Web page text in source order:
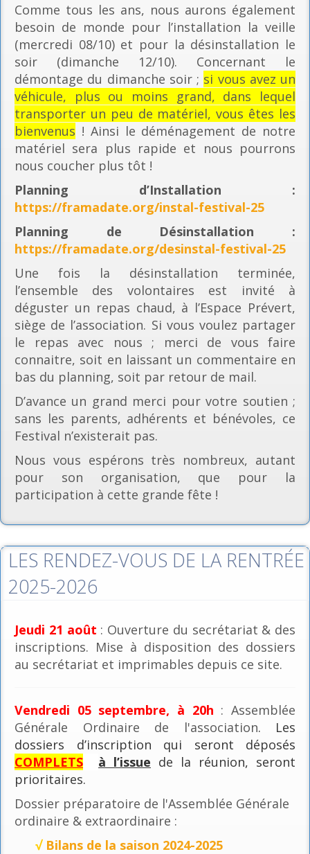
Comme tous les ans, nous aurons également
besoin de monde pour l’installation la veille
(mercredi 08/10) et pour la désinstallation le
soir (dimanche 12/10). Concernant le
démontage du dimanche soir ; si vous avez un
véhicule, plus ou moins grand, dans lequel
transporter un peu de matériel, vous êtes les
bienvenus ! Ainsi le déménagement de notre
matériel sera plus rapide et nous pourrons
nous coucher plus tôt !
Planning d’Installation :
https://framadate.org/instal-festival-25
Planning de Désinstallation :
https://framadate.org/desinstal-festival-25
Une fois la désinstallation terminée,
l’ensemble des volontaires est invité à
déguster un repas chaud, à l’Espace Prévert,
siège de l’association. Si vous voulez partager
le repas avec nous ; merci de vous faire
connaitre, soit en laissant un commentaire en
bas du planning, soit par retour de mail.
D’avance un grand merci pour votre soutien ;
sans les parents, adhérents et bénévoles, ce
Festival n’existerait pas.
Nous vous espérons très nombreux, autant
pour son organisation, que pour la
participation à cette grande fête !
LES RENDEZ-VOUS DE LA RENTRÉE
2025-2026
Jeudi 21 août : Ouverture du secrétariat & des
inscriptions. Mise à disposition des dossiers
au secrétariat et imprimables depuis ce site.
Vendredi 05 septembre, à 20h : Assemblée
Générale Ordinaire de l'association. Les
dossiers d’inscription qui seront déposés
COMPLETS
à l’issue de la réunion, seront
prioritaires.
Dossier préparatoire de l'Assemblée Générale
ordinaire & extraordinaire :
√ Bilans de la saison 2024-2025